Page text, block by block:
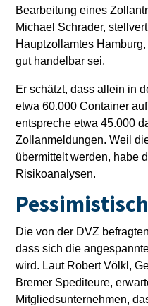
Bearbeitung eines
Michael Schrader,
Hauptzollamtes
gut handelbar sei.
Er schätzt, dass allein in
etwa 60.000 Container
entspreche etwa 45.000
Zollanmeldungen. Weil
übermittelt werden, habe
Risikoanalysen.
Die von der DVZ
dass sich die
wird. Laut Robert Völkl,
Bremer Spediteure,
Mitgliedsunternehmen,